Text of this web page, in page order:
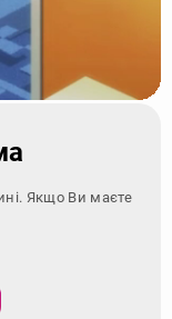
Якщо Ви маєте